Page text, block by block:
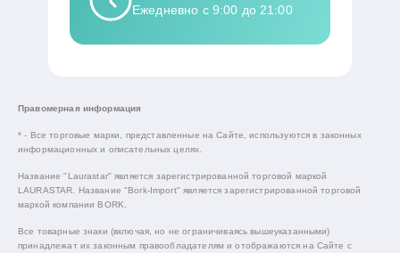
Ежедневно с 9:00 до 21:00
Правомерная информация
* - Все торговые марки, представленные на Сайте, используются в законных
информационных и описательных целях.
Название "Laurastar" является зарегистрированной торговой маркой
LAURASTAR. Название "Bork-Import" является зарегистрированной торговой
маркой компании BORK.
Все товарные знаки (включая, но не ограничиваясь вышеуказанными)
принадлежат их законным правообладателям и отображаются на Сайте с